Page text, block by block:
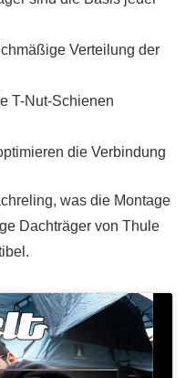
Verteilung der
T-Nut-Schienen
die Verbindung
was die Montage
Dachträger von Thule